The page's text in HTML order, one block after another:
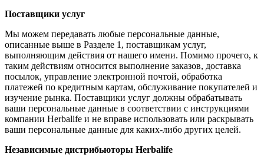
Поставщики услуг
Мы можем передавать любые персональные данные,
описанные выше в Разделе 1, поставщикам услуг,
выполняющим действия от нашего имени. Помимо прочего, к
таким действиям относится выполнение заказов, доставка
посылок, управление электронной почтой, обработка
платежей по кредитным картам, обслуживание покупателей и
изучение рынка. Поставщики услуг должны обрабатывать
ваши персональные данные в соответствии с инструкциями
компании Herbalife и не вправе использовать или раскрывать
ваши персональные данные для каких-либо других целей.
Независимые дистрибьюторы Herbalife